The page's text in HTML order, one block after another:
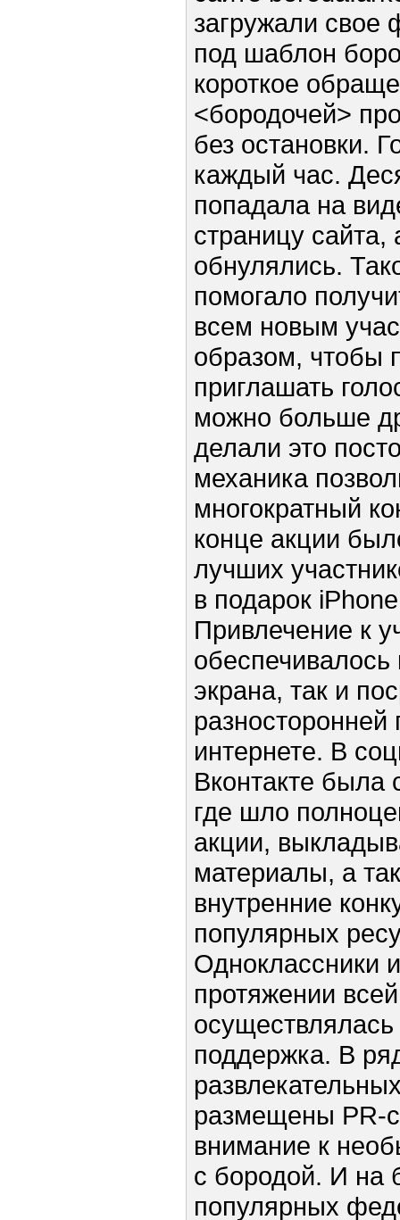
загружали свое
под шаблон
короткое
<бородочей>
без остановки.
каждый час.
попадала на
страницу сайта,
обнулялись.
помогало
всем новым
образом, чтобы
приглашать
можно больше
делали это
механика
многократный
конце акции
лучших
в подарок
Привлечение к
обеспечивалось
экрана, так и
разносторонней
интернете. В
Вконтакте была
где шло
акции,
материалы, а
внутренние
популярных
Одноклассники
протяжении
поддержка. В
размещены PR-
внимание к
с бородой. И на
популярных